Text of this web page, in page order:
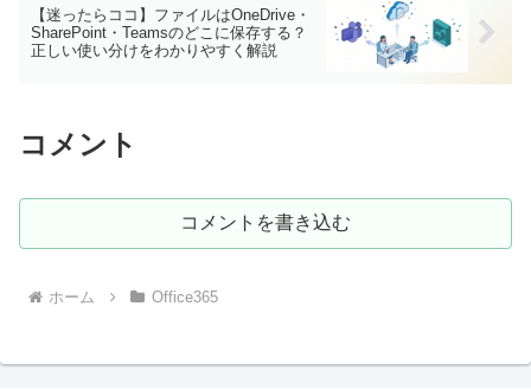
【迷ったらココ】ファイルはOneDrive・
SharePoint・Teamsのどこに保存する？
正しい使い分けをわかりやすく解説
コメント
コメントを書き込む
ホーム Office365